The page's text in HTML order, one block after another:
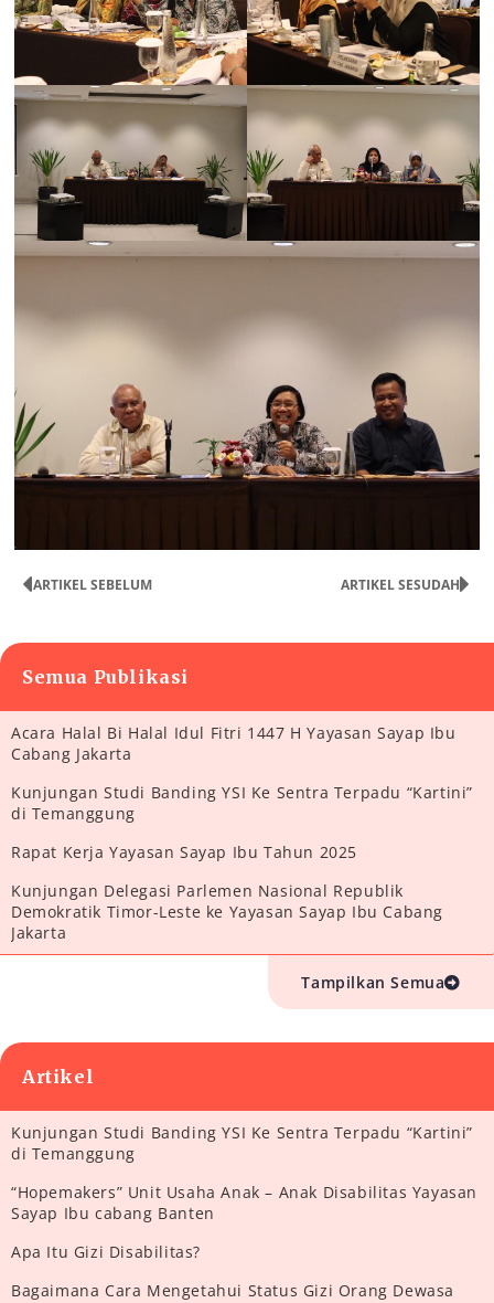
ARTIKEL SEBELUM ARTIKEL SESUDAH
Semua Publikasi
Acara Halal Bi Halal Idul Fitri 1447 H Yayasan Sayap Ibu
Cabang Jakarta
Kunjungan Studi Banding YSI Ke Sentra Terpadu “Kartini”
di Temanggung
Rapat Kerja Yayasan Sayap Ibu Tahun 2025
Kunjungan Delegasi Parlemen Nasional Republik
Demokratik Timor-Leste ke Yayasan Sayap Ibu Cabang
Jakarta
Tampilkan Semua
Artikel
Kunjungan Studi Banding YSI Ke Sentra Terpadu “Kartini”
di Temanggung
“Hopemakers” Unit Usaha Anak – Anak Disabilitas Yayasan
Sayap Ibu cabang Banten
Apa Itu Gizi Disabilitas?
Bagaimana Cara Mengetahui Status Gizi Orang Dewasa